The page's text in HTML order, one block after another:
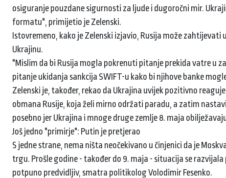
osiguranje pouzdane sigurnosti za ljude i dugoročni mir.
formatu", primijetio je Zelenski.
Istovremeno, kako je Zelenski izjavio, Rusija može
Ukrajinu.
"Mislim da bi Rusija mogla pokrenuti pitanje prekida vatre u
pitanje ukidanja sankcija SWIFT-u kako bi njihove banke
Zelenski je, također, rekao da Ukrajina uvijek pozitivno
obmana Rusije, koja želi mirno održati paradu, a zatim
posebno jer Ukrajina i mnoge druge zemlje 8. maja
Još jedno "primirje": Putin je pretjerao
S jedne strane, nema ništa neočekivano u činjenici da je
trgu. Prošle godine - također do 9. maja - situacija se
potpuno predvidljiv, smatra politikolog Volodimir Fesenko.